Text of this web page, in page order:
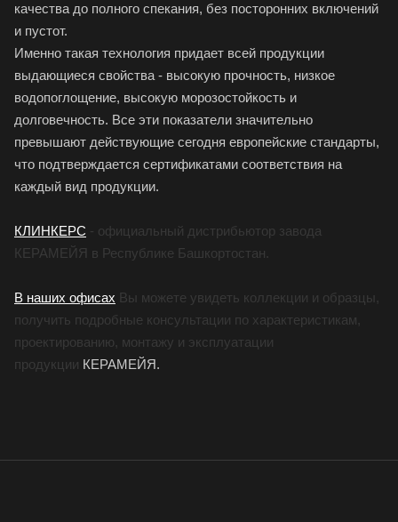
качества до полного спекания, без посторонних включений
и пустот.
Именно такая технология придает всей продукции
выдающиеся свойства - высокую прочность, низкое
водопоглощение, высокую морозостойкость и
долговечность. Все эти показатели значительно
превышают действующие сегодня европейские стандарты,
что подтверждается сертификатами соответствия на
каждый вид продукции.
КЛИНКЕРС - официальный дистрибьютор завода
КЕРАМЕЙЯ в Республике Башкортостан.
В наших офисах Вы можете увидеть коллекции и образцы,
получить подробные консультации по характеристикам,
проектированию, монтажу и эксплуатации
продукции КЕРАМЕЙЯ.